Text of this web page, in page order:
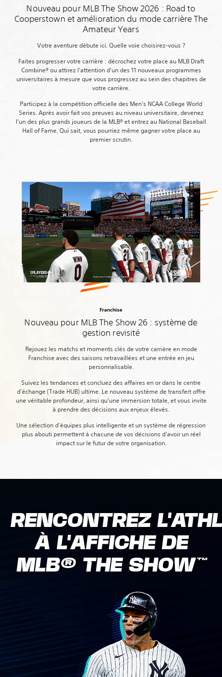
Nouveau pour MLB The Show 2026 : Road to
Cooperstown et amélioration du mode carrière The
Amateur Years
Votre aventure débute ici. Quelle voie choisirez-vous ?
Faites progresser votre carrière : décrochez votre place au MLB Draft
Combine® ou attirez l'attention d'un des 11 nouveaux programmes
universitaires à mesure que vous progressez au sein des chapitres de
votre carrière.
Participez à la compétition officielle des Men's NCAA College World
Series. Après avoir fait vos preuves au niveau universitaire, devenez
l'un des plus grands joueurs de la MLB® et entrez au National Baseball
Hall of Fame. Qui sait, vous pourriez même gagner votre place au
premier scrutin.
Franchise
Nouveau pour MLB The Show 26 : système de
gestion revisité
Rejouez les matchs et moments clés de votre carrière en mode
Franchise avec des saisons retravaillées et une entrée en jeu
personnalisable.
Suivez les tendances et concluez des affaires en or dans le centre
d'échange (Trade HUB) ultime. Le nouveau système de transfert offre
une véritable profondeur, ainsi qu'une immersion totale, et vous invite
à prendre des décisions aux enjeux élevés.
Une sélection d'équipes plus intelligente et un système de régression
plus abouti permettent à chacune de vos décisions d'avoir un réel
impact sur le futur de votre organisation.
RENCONTREZ
À L'AFFICHE DE
MLB® THE SHOW™